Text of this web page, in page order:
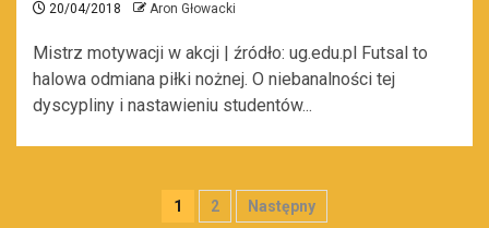
20/04/2018 Aron Głowacki
Mistrz motywacji w akcji | źródło: ug.edu.pl Futsal to
halowa odmiana piłki nożnej. O niebanalności tej
dyscypliny i nastawieniu studentów...
Stronicowanie
1 2 Następny